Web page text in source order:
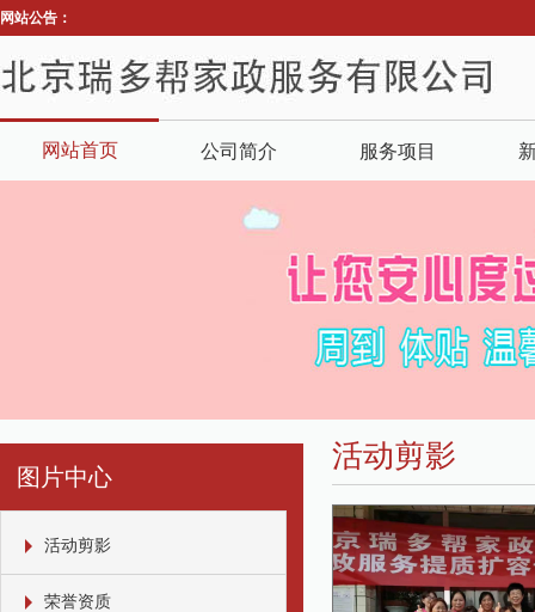
网站公告：
网站首页 公司简介 服务项目
图片中心
活动剪影
荣誉资质
活动剪影